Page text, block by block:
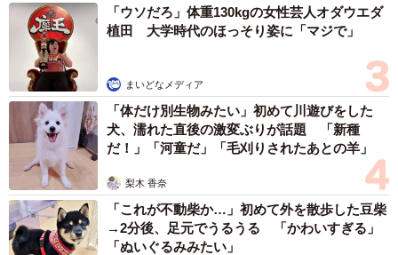
「ウソだろ」体重130kgの女性芸人オダウエダ
植田 大学時代のほっそり姿に「マジで」
まいどなメディア
「体だけ別生物みたい」初めて川遊びをした
犬、濡れた直後の激変ぶりが話題 「新種
だ！」「河童だ」「毛刈りされたあとの羊」
梨木 香奈
「これが不動柴か…」初めて外を散歩した豆柴
→2分後、足元でうるうる 「かわいすぎる」
「ぬいぐるみみたい」